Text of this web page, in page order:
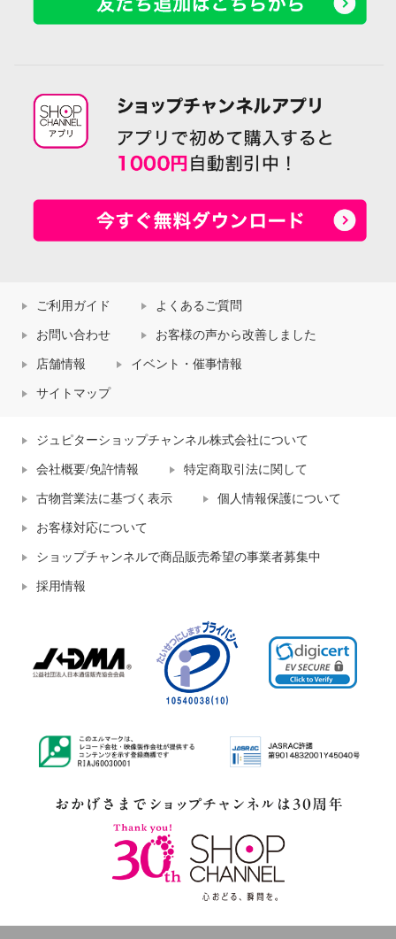
ご利用ガイド よくあるご質問
お問い合わせ お客様の声から改善しました
店舗情報 イベント・催事情報
サイトマップ
ジュピターショップチャンネル株式会社について
会社概要/免許情報 特定商取引法に関して
古物営業法に基づく表示 個人情報保護について
お客様対応について
ショップチャンネルで商品販売希望の事業者募集中
採用情報